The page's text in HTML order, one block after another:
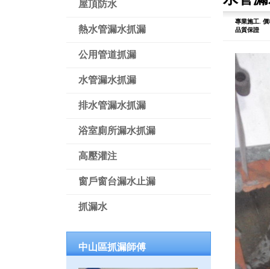
屋頂防水
熱水管漏水抓漏
公用管道抓漏
水管漏水抓漏
排水管漏水抓漏
浴室廁所漏水抓漏
高壓灌注
窗戶窗台漏水止漏
抓漏水
中山區抓漏師傅
專業施工. 價
品質保證